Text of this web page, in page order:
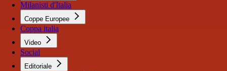
Milanisti d'Italia
Coppe Europee
Coppa italia
Video
Social
Editoriale